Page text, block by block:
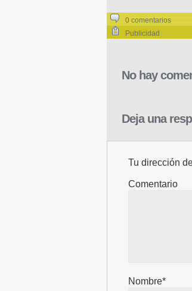
0 comentarios
Publicidad
No hay
Deja una
Tu dirección
Comentario
Nombre*